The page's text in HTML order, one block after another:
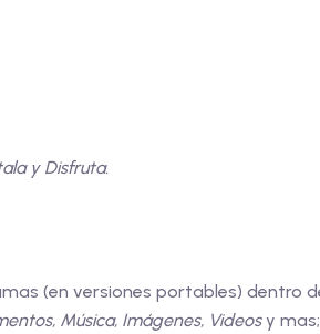
y Disfruta.
(en versiones portables) dentro
Música, Imágenes, Videosy